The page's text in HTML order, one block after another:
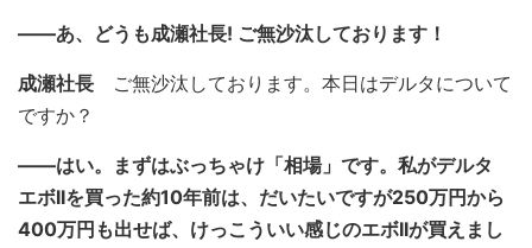
――あ、どうも成瀬社長! ご無沙汰しております！
成瀬社長 ご無沙汰しております。本日はデルタについて
ですか？
――はい。まずはぶっちゃけ「相場」です。私がデルタ
エボIIを買った約10年前は、だいたいですが250万円から
400万円も出せば、けっこういい感じのエボIIが買えまし